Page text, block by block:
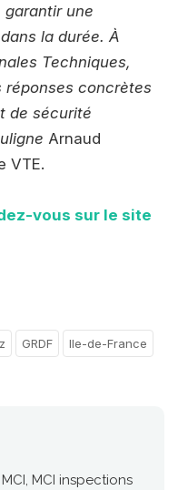
garantir une
la durée. À
Techniques,
réponses concrètes
de sécurité
Arnaud
VTE.
vous sur le site
GRDF Ile-de-France
MCI inspections